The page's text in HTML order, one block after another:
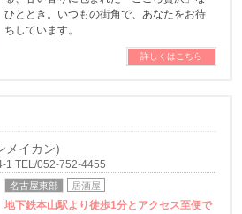
ひととき。いつもの街角で、あなたをお待
ちしています。
詳しくはこちら
メイカン)
1 TEL/052-752-4455
名古屋東部 居酒屋
地下鉄本山駅より徒歩1分とアクセス至便で